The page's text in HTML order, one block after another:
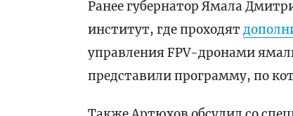
Ранее губернатор Ямала
институт, где проходят
управления FPV-дронами
представили программу, по